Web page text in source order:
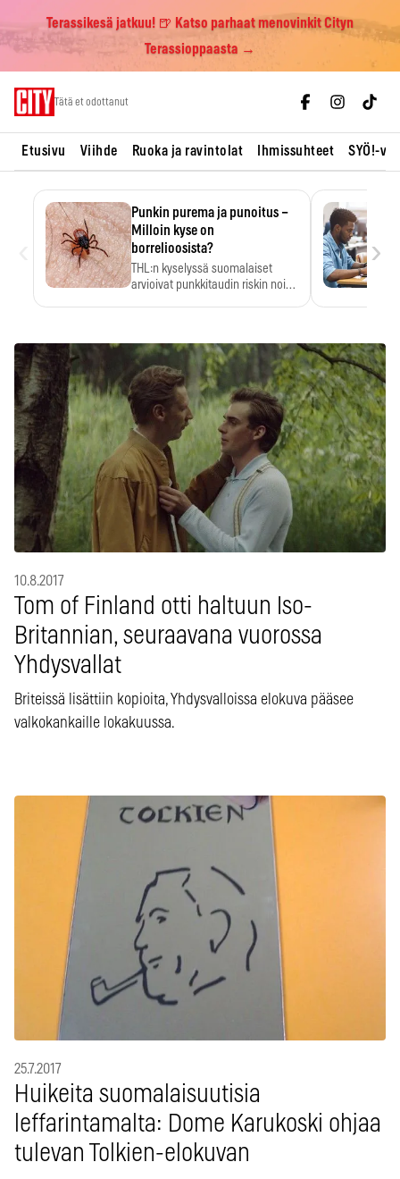
Terassikesä jatkuu! 🍺 Katso parhaat menovinkit Cityn
Terassioppaasta →
Tätä et odottanut
Etusivu Viihde Ruoka ja ravintolat Ihmissuhteet SYÖ!-
Punkin purema ja punoitus –
Milloin kyse on
borrelioosista?
THL:n kyselyssä suomalaiset
arvioivat punkkitaudin riskin noin
›
10.8.2017
Tom of Finland otti haltuun Iso-
Britannian, seuraavana vuorossa
Yhdysvallat
Briteissä lisättiin kopioita, Yhdysvalloissa elokuva pääsee
valkokankaille lokakuussa.
25.7.2017
Huikeita suomalaisuutisia
leffarintamalta: Dome Karukoski ohjaa
tulevan Tolkien-elokuvan